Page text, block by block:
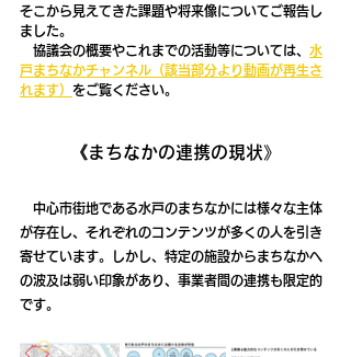
そこから見えてきた課題や将来像についてご報告し
ました。
協議会の概要やこれまでの活動等については、 水
戸まちなかチャンネル（該当部分より動画が再生さ
れます） をご覧ください。
《まちなかの連携の現状》
中心市街地である水戸のまちなかには様々な主体
が存在し、それぞれのコンテンツが多くの人を引き
寄せています。しかし、特定の施設からまちなかへ
の波及は弱い印象があり、事業者間の連携も限定的
です。